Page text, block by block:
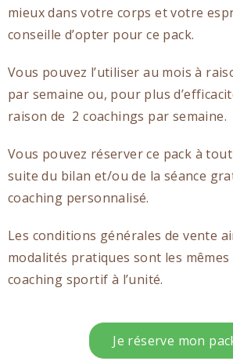
mieux dans votre corps et votre
conseille d’opter pour ce pack.
Vous pouvez l’utiliser au mois à
par semaine ou, pour plus
raison de 2 coachings par semaine.
Vous pouvez réserver ce pack à
suite du bilan et/ou de la séance
coaching personnalisé.
Les conditions générales de vente
modalités pratiques sont les mêmes
coaching sportif à l’unité.
Je réserve mon